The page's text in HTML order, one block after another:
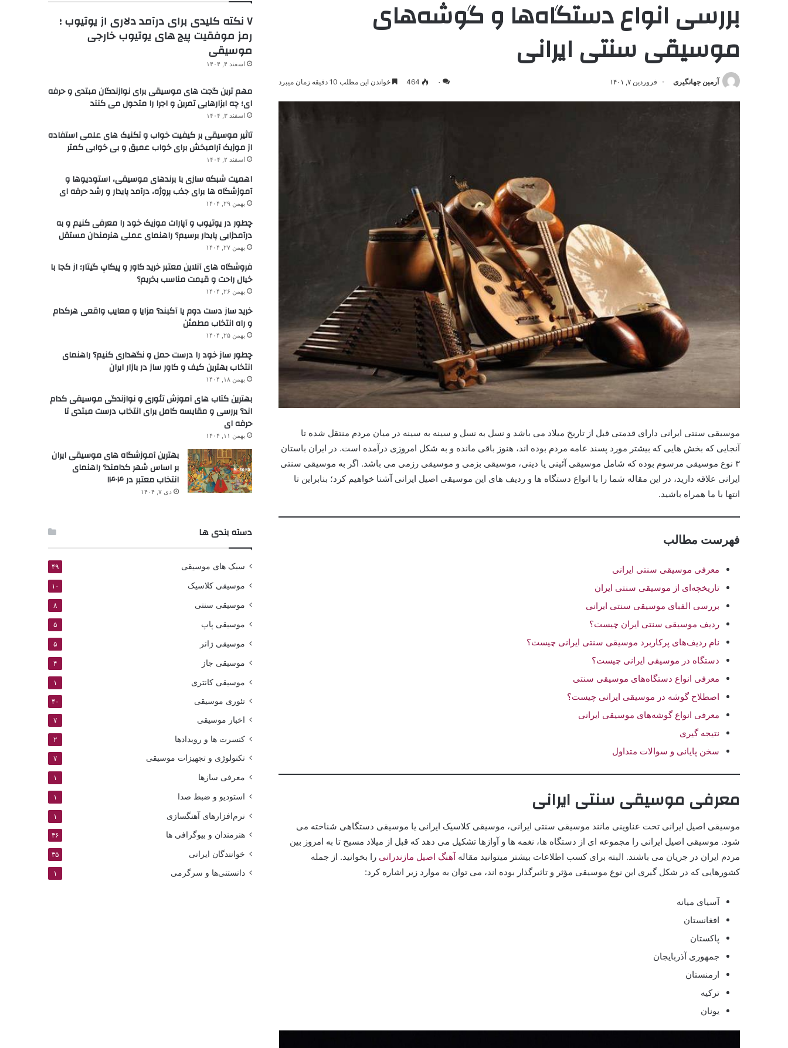
بررسی انواع دستگاه‌ها و گوشه‌های
موسیقی سنتی ایرانی
آرمین جهانگیری فروردین ۷, ۱۴۰۱ ۰ 464 خواندن این مطلب 10 دقیقه زمان میبرد
موسیقی سنتی ایرانی دارای قدمتی قبل از تاریخ میلاد می باشد و نسل به نسل و سینه به سینه در میان مردم منتقل شده تا
آنجایی که بخش هایی که بیشتر مورد پسند عامه مردم بوده اند، هنوز باقی مانده و به شکل امروزی درآمده است. در ایران باستان
۳ نوع موسیقی مرسوم بوده که شامل موسیقی آئینی یا دینی، موسیقی بزمی و موسیقی رزمی می باشد. اگر به موسیقی سنتی
ایرانی علاقه دارید، در این مقاله شما را با انواع دستگاه ها و ردیف های این موسیقی اصیل ایرانی آشنا خواهیم کرد؛ بنابراین تا
انتها با ما همراه باشید.
فهرست مطالب
معرفی موسیقی سنتی ایرانی
تاریخچه‌ای از موسیقی سنتی ایران
بررسی الفبای موسیقی سنتی ایرانی
ردیف موسیقی سنتی ایران چیست؟
نام ردیف‌های پرکاربرد موسیقی سنتی ایرانی چیست؟
دستگاه در موسیقی ایرانی چیست؟
معرفی انواع دستگاه‌های موسیقی سنتی
اصطلاح گوشه در موسیقی ایرانی چیست؟
معرفی انواع گوشه‌های موسیقی ایرانی
نتیجه گیری
سخن پایانی و سوالات متداول
معرفی موسیقی سنتی ایرانی
موسیقی اصیل ایرانی تحت عناوینی مانند موسیقی سنتی ایرانی، موسیقی کلاسیک ایرانی یا موسیقی دستگاهی شناخته می
شود. موسیقی اصیل ایرانی را مجموعه ای از دستگاه ها، نغمه ها و آوازها تشکیل می دهد که قبل از میلاد مسیح تا به امروز بین
مردم ایران در جریان می باشند. البته برای کسب اطلاعات بیشتر میتوانید مقالهآهنگ اصیل مازندرانیرا بخوانید. از جمله
کشورهایی که در شکل گیری این نوع موسیقی مؤثر و تاثیرگذار بوده اند، می توان به موارد زیر اشاره کرد:
آسیای میانه
افغانستان
پاکستان
جمهوری آذربایجان
ارمنستان
ترکیه
یونان
۷ نکته کلیدی برای درآمد دلاری از یوتیوب ؛
رمز موفقیت پیج های یوتیوب خارجی
موسیقی
اسفند ۴, ۱۴۰۴
مهم ترین گجت های موسیقی برای نوازندگان مبتدی و حرفه
ای؛ چه ابزارهایی تمرین و اجرا را متحول می کنند
اسفند ۳, ۱۴۰۴
تاثیر موسیقی بر کیفیت خواب و تکنیک های علمی استفاده
از موزیک آرامبخش برای خواب عمیق و بی خوابی کمتر
اسفند ۲, ۱۴۰۴
اهمیت شبکه سازی با برندهای موسیقی، استودیوها و
آموزشگاه ها برای جذب پروژه، درآمد پایدار و رشد حرفه ای
بهمن ۲۹, ۱۴۰۴
چطور در یوتیوب و آپارات موزیک خود را معرفی کنیم و به
درآمدزایی پایدار برسیم؟ راهنمای عملی هنرمندان مستقل
بهمن ۲۷, ۱۴۰۴
فروشگاه های آنلاین معتبر خرید کاور و پیکاپ گیتار؛ از کجا با
خیال راحت و قیمت مناسب بخریم؟
بهمن ۲۶, ۱۴۰۴
خرید ساز دست دوم یا آکبند؟ مزایا و معایب واقعی هرکدام
و راه انتخاب مطمئن
بهمن ۲۵, ۱۴۰۴
چطور ساز خود را درست حمل و نگهداری کنیم؟ راهنمای
انتخاب بهترین کیف و کاور ساز در بازار ایران
بهمن ۱۸, ۱۴۰۴
بهترین کتاب های آموزش تئوری و نوازندگی موسیقی کدام
اند؟ بررسی و مقایسه کامل برای انتخاب درست مبتدی تا
حرفه ای
بهمن ۱۱, ۱۴۰۴
بهترین آموزشگاه های موسیقی ایران
بر اساس شهر کدامند؟ راهنمای
انتخاب معتبر در ۱۴۰۴
دی ۷, ۱۴۰۴
دسته بندی ها
سبک های موسیقی ۴۹
موسیقی کلاسیک ۱۰
موسیقی سنتی ۸
موسیقی پاپ ۵
موسیقی ژانر ۵
موسیقی جاز ۴
موسیقی کانتری ۱
تئوری موسیقی ۴۰
اخبار موسیقی ۷
کنسرت ها و رویدادها ۲
تکنولوژی و تجهیزات موسیقی ۷
معرفی سازها ۱
استودیو و ضبط صدا ۱
نرم‌افزارهای آهنگسازی ۱
هنرمندان و بیوگرافی ها ۳۶
خوانندگان ایرانی ۳۵
دانستنی‌ها و سرگرمی ۱